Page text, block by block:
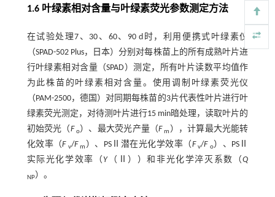
1.6 叶绿素相对含量与叶绿素荧光参数测定方法
在试验处理7、30、60、90 d时，利用便携式叶绿素仪
（SPAD-502 Plus，日本）分别对每株苗上的所有成熟叶片进
行叶绿素相对含量（SPAD）测定，所有叶片读数平均值作
为此株苗的叶绿素相对含量。使用调制叶绿素荧光仪
（PAM-2500，德国）对同期每株苗的3片代表性叶片进行叶
绿素荧光测定，对待测叶片进行15 min暗处理，读取叶片的
初始荧光（F o）、最大荧光产量（F m ），计算最大光能转
化效率（F v/F m ）、PSⅡ潜在光化学效率（F v/F o）、PSⅡ
实际光化学效率（ Y（Ⅱ））和非光化学淬灭系数（Q
NP）。